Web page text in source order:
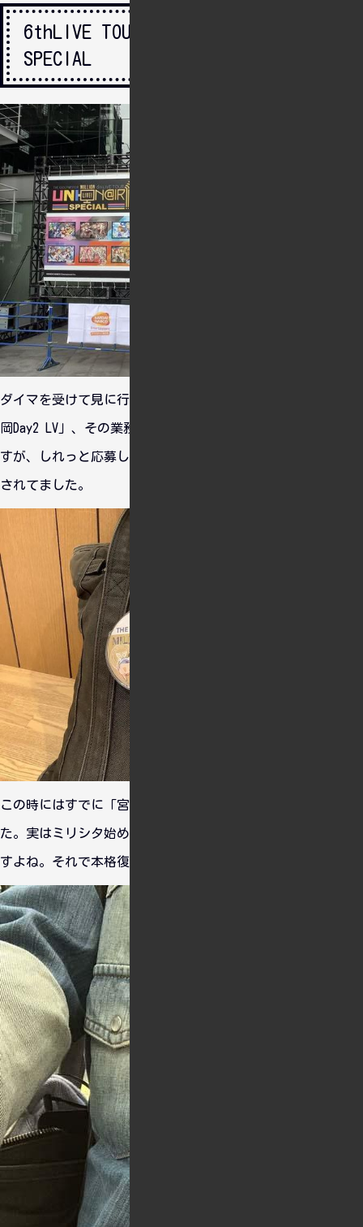
6thLIVE TOUR UNI-ON@IR!!!!
SPECIAL
ダイマを受けて見に行った「6thLIVE TOUR UNI-ON@IR!!!!福
岡Day2 LV」、その業務連絡で追加公演の発表があったわけで
すが、しれっと応募してて、初日のみですがチケットがご用意
されてました。
この時にはすでに「宮尾美也」ちゃんの担当を名乗ってまし
た。実はミリシタ始めてからなんとなく気にはなっていたんで
すよね。それで本格復帰する際に担当することにしました。